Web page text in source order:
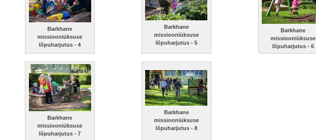
Barkhane
missiooniüksuse
lõpuharjutus - 4
Barkhane
missiooniüksuse
lõpuharjutus - 5
Barkhane
missiooniüksuse
lõpuharjutus - 6
Barkhane
missiooniüksuse
lõpuharjutus - 7
Barkhane
missiooniüksuse
lõpuharjutus - 8